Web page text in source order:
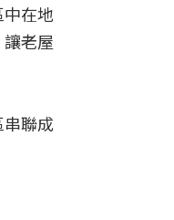
在地
老屋
聯成